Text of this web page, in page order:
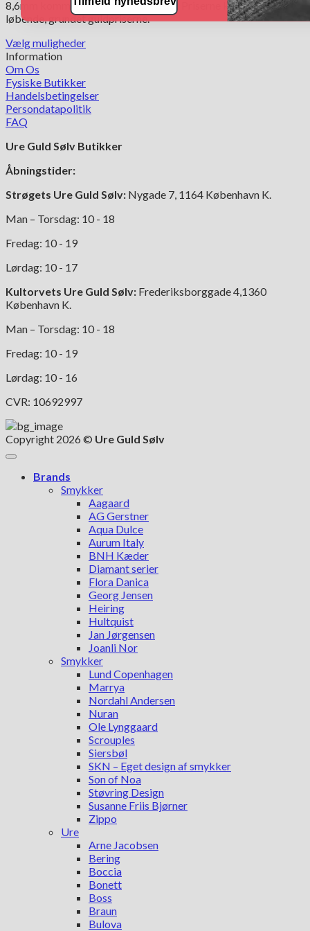
8,6mm kommer med kasselås. OBS! Priserne kan ændre sig
løbende, grundet guldpriserne.
Vælg muligheder
Dette
vare
har
flere
varianter.
Mulighederne
vælges
varesiden
Information
Om Os
Fysiske Butikker
Handelsbetingelser
Persondatapolitik
FAQ
Ure Guld Sølv Butikker
Åbningstider:
Strøgets Ure Guld Sølv: Nygade 7, 1164 København K.
Man – Torsdag: 10 - 18
Fredag: 10 - 19
Lørdag: 10 - 17
Kultorvets Ure Guld Sølv: Frederiksborggade 4,1360
København K.
Man – Torsdag: 10 - 18
Fredag: 10 - 19
Lørdag: 10 - 16
CVR: 10692997
Copyright 2026 © Ure Guld Sølv
Brands
Smykker
Aagaard
AG Gerstner
Aqua Dulce
Aurum Italy
BNH Kæder
Diamant serier
Flora Danica
Georg Jensen
Heiring
Hultquist
Jan Jørgensen
Joanli Nor
Smykker
Lund Copenhagen
Marrya
Nordahl Andersen
Nuran
Ole Lynggaard
Scrouples
Siersbøl
SKN – Eget design af smykker
Son of Noa
Støvring Design
Susanne Friis Bjørner
Zippo
Ure
Arne Jacobsen
Bering
Boccia
Bonett
Boss
Braun
Bulova